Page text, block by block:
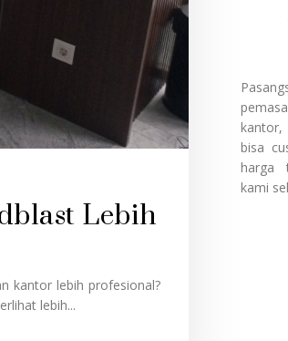
Lebih
kantor lebih profesional?
lebih...
kantor,
bisa
harga
kami